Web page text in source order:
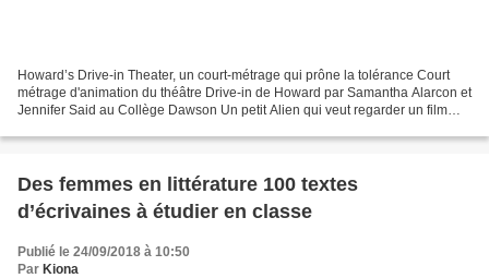
Howard’s Drive-in Theater, un court-métrage qui prône la tolérance Court
métrage d'animation du théâtre Drive-in de Howard par Samantha Alarcon et
Jennifer Said au Collège Dawson Un petit Alien qui veut regarder un film
Des femmes en littérature 100 textes
d’écrivaines à étudier en classe
Publié le 24/09/2018 à 10:50
Par Kiona